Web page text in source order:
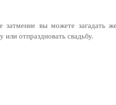
вы можете загадать
или отпраздновать свадьбу.